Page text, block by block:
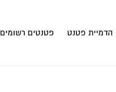
הדמיית פטנט פטנטים רשומים